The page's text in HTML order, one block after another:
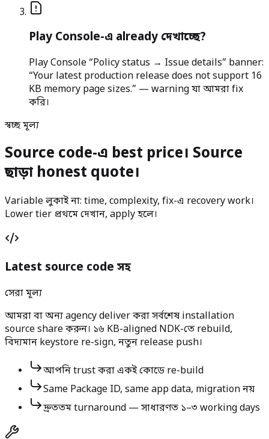
Play Console-এ already দেখাচ্ছে?
Play Console “Policy status → Issue details” banner:
“Your latest production release does not support 16
KB memory page sizes.” — warning যা আমরা fix
করি।
স্বচ্ছ মূল্য
Source code-এ best price। Source
ছাড়া honest quote।
Variable লুকাই না: time, complexity, fix-এ recovery work।
Lower tier প্রথমে দেখান, apply হলে।
Latest source code সহ
সেরা মূল্য
আমরা বা অন্য agency deliver করা সর্বশেষ installation
source share করুন। ১৬ KB-aligned NDK-তে rebuild,
বিদ্যমান keystore re-sign, নতুন release push।
আপনি trust করা একই কোডে re-build
Same Package ID, same app data, migration নয়
দ্রুততম turnaround — সাধারণত ১–৩ working days